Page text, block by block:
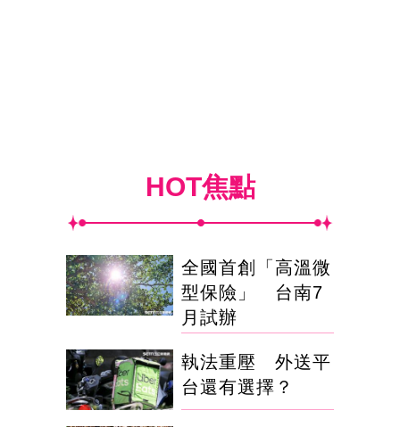
HOT焦點
全國首創「高溫微
型保險」 台南7
月試辦
執法重壓 外送平
台還有選擇？